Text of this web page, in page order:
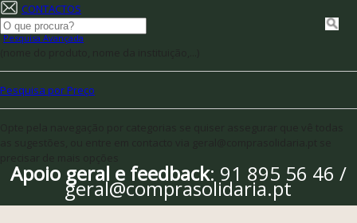
CONTACTOS
Pesquisa Avançada
Pesquisa por Preço
Apoio geral e feedback: 91 895 56 46 /
geral@comprasolidaria.pt